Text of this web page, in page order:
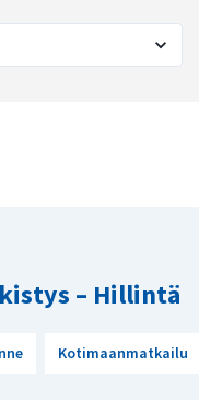
– Hillintä
Kotimaanmatkailu